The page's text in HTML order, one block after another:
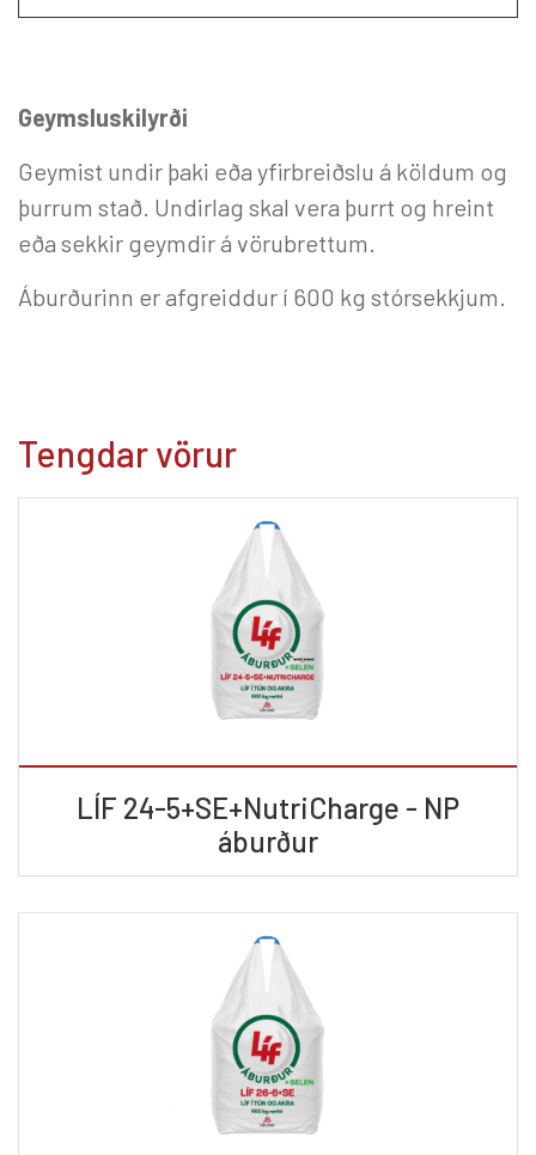
Geymsluskilyrði
Geymist undir þaki eða yfirbreiðslu á köldum og
þurrum stað. Undirlag skal vera þurrt og hreint
eða sekkir geymdir á vörubrettum.
Áburðurinn er afgreiddur í 600 kg stórsekkjum.
Tengdar vörur
LÍF 24-5+SE+NutriCharge - NP
áburður